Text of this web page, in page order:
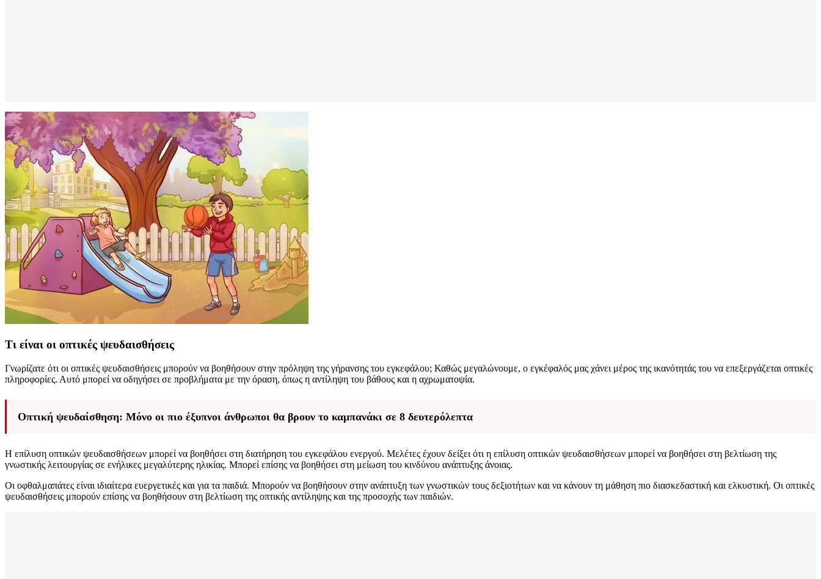
Τι είναι οι οπτικές ψευδαισθήσεις
Γνωρίζατε ότι οι οπτικές ψευδαισθήσεις μπορούν να βοηθήσουν στην πρόληψη της γήρανσης του εγκεφάλου; Καθώς μεγαλώνουμε, ο εγκέφαλός μας χάνει μέρος της ικανότητάς του να επεξεργάζεται οπτικές
πληροφορίες. Αυτό μπορεί να οδηγήσει σε προβλήματα με την όραση, όπως η αντίληψη του βάθους και η αχρωματοψία.
Οπτική ψευδαίσθηση: Μόνο οι πιο έξυπνοι άνθρωποι θα βρουν το καμπανάκι σε 8 δευτερόλεπτα
Η επίλυση οπτικών ψευδαισθήσεων μπορεί να βοηθήσει στη διατήρηση του εγκεφάλου ενεργού. Μελέτες έχουν δείξει ότι η επίλυση οπτικών ψευδαισθήσεων μπορεί να βοηθήσει στη βελτίωση της
γνωστικής λειτουργίας σε ενήλικες μεγαλύτερης ηλικίας. Μπορεί επίσης να βοηθήσει στη μείωση του κινδύνου ανάπτυξης άνοιας.
Οι οφθαλμαπάτες είναι ιδιαίτερα ευεργετικές και για τα παιδιά. Μπορούν να βοηθήσουν στην ανάπτυξη των γνωστικών τους δεξιοτήτων και να κάνουν τη μάθηση πιο διασκεδαστική και ελκυστική. Οι οπτικές
ψευδαισθήσεις μπορούν επίσης να βοηθήσουν στη βελτίωση της οπτικής αντίληψης και της προσοχής των παιδιών.